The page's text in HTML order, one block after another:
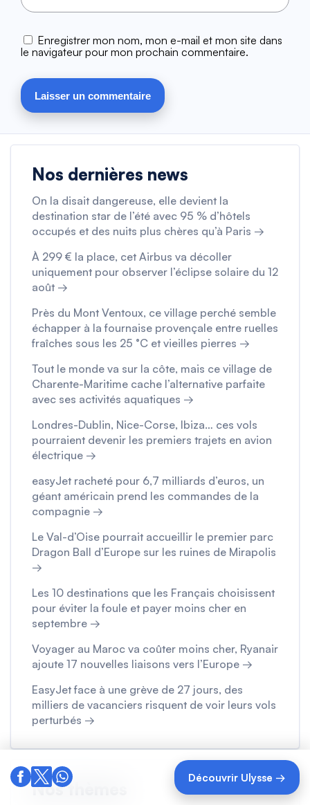
Découvrir Ulysse →
Enregistrer mon nom, mon e-mail et mon site dans
le navigateur pour mon prochain commentaire.
Nos dernières news
On la disait dangereuse, elle devient la
destination star de l’été avec 95 % d’hôtels
occupés et des nuits plus chères qu’à Paris →
À 299 € la place, cet Airbus va décoller
uniquement pour observer l’éclipse solaire du 12
août →
Près du Mont Ventoux, ce village perché semble
échapper à la fournaise provençale entre ruelles
fraîches sous les 25 °C et vieilles pierres →
Tout le monde va sur la côte, mais ce village de
Charente-Maritime cache l’alternative parfaite
avec ses activités aquatiques →
Londres-Dublin, Nice-Corse, Ibiza… ces vols
pourraient devenir les premiers trajets en avion
électrique →
easyJet racheté pour 6,7 milliards d’euros, un
géant américain prend les commandes de la
compagnie →
Le Val-d’Oise pourrait accueillir le premier parc
Dragon Ball d’Europe sur les ruines de Mirapolis
→
Les 10 destinations que les Français choisissent
pour éviter la foule et payer moins cher en
septembre →
Voyager au Maroc va coûter moins cher, Ryanair
ajoute 17 nouvelles liaisons vers l’Europe →
EasyJet face à une grève de 27 jours, des
milliers de vacanciers risquent de voir leurs vols
perturbés →
Nos thèmes